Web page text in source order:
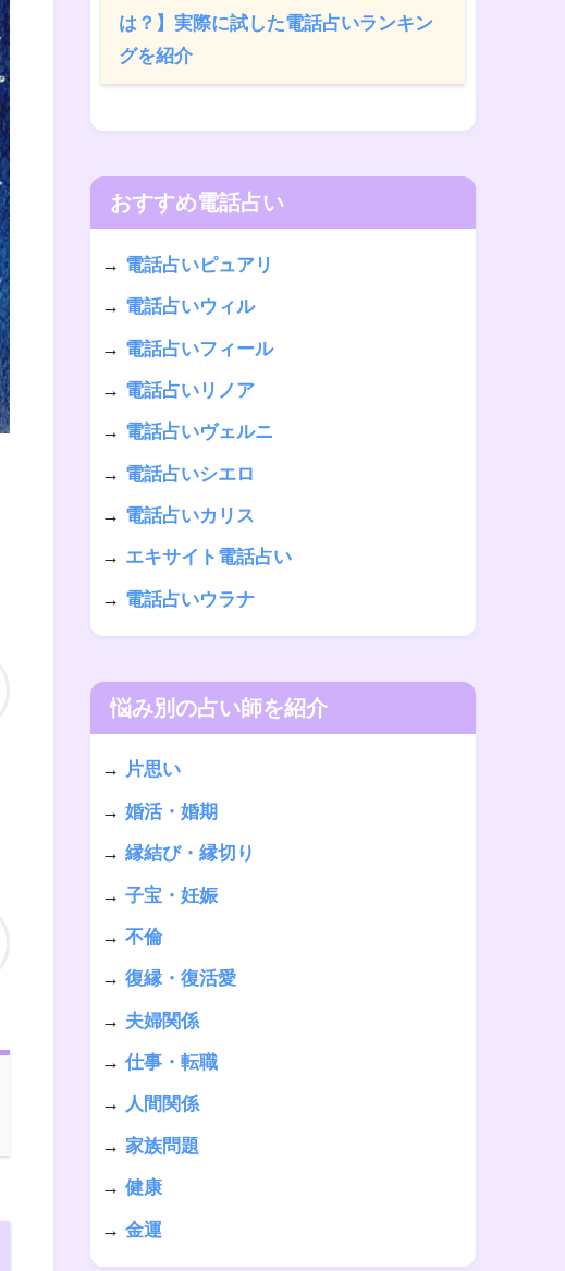
は？】実際に試した電話占いランキン
グを紹介
おすすめ電話占い
→ 電話占いピュアリ
→ 電話占いウィル
→ 電話占いフィール
→ 電話占いリノア
→ 電話占いヴェルニ
→ 電話占いシエロ
→ 電話占いカリス
→ エキサイト電話占い
→ 電話占いウラナ
悩み別の占い師を紹介
→ 片思い
→ 婚活・婚期
→ 縁結び・縁切り
→ 子宝・妊娠
→ 不倫
→ 復縁・復活愛
→ 夫婦関係
→ 仕事・転職
→ 人間関係
→ 家族問題
→ 健康
→ 金運